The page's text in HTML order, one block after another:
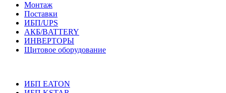
Монтаж
Поставки
ИБП/UPS
АКБ/BATTERY
ИНВЕРТОРЫ
Щитовое оборудование
ИБП EATON